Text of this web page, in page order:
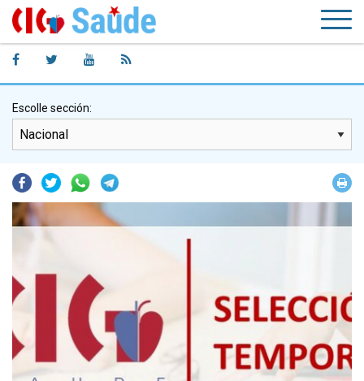
Escolle sección:
Facebook
TwitterWhatsapp